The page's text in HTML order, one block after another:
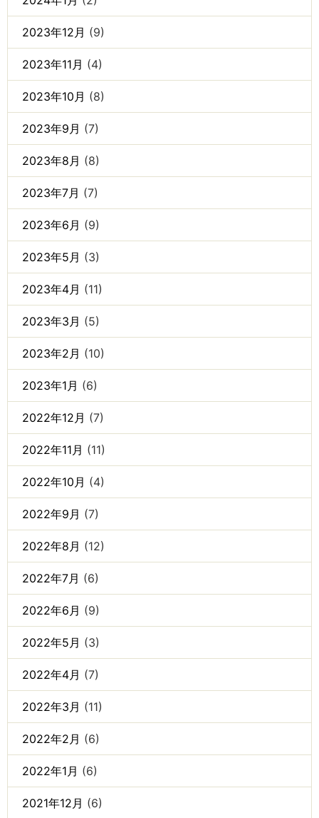
2023年12月 (9)
2023年11月 (4)
2023年10月 (8)
2023年9月 (7)
2023年8月 (8)
2023年7月 (7)
2023年6月 (9)
2023年5月 (3)
2023年4月 (11)
2023年3月 (5)
2023年2月 (10)
2023年1月 (6)
2022年12月 (7)
2022年11月 (11)
2022年10月 (4)
2022年9月 (7)
2022年8月 (12)
2022年7月 (6)
2022年6月 (9)
2022年5月 (3)
2022年4月 (7)
2022年3月 (11)
2022年2月 (6)
2022年1月 (6)
2021年12月 (6)